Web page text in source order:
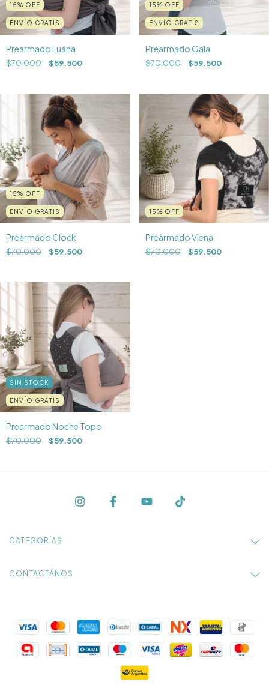
15% OFF
ENVÍO GRATIS
Prearmado Luana
$70.000 $59.500
15% OFF
ENVÍO GRATIS
Prearmado Gala
$70.000 $59.500
15% OFF
ENVÍO GRATIS
Prearmado Clock
$70.000 $59.500
15% OFF
Prearmado Viena
$70.000 $59.500
SIN STOCK
ENVÍO GRATIS
Prearmado Noche Topo
$70.000 $59.500
CATEGORÍAS
CONTACTÁNOS